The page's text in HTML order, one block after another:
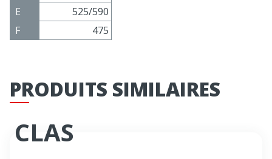
E
525/590
F
475
PRODUITS SIMILAIRES
CLAS